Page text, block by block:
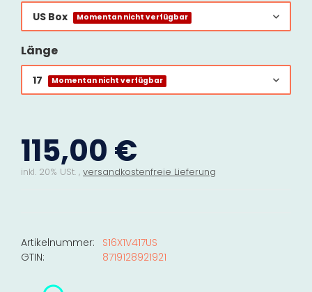
US Box Momentan nicht verfügbar
Länge
17 Momentan nicht verfügbar
115,00 €
inkl. 20% USt. , versandkostenfreie Lieferung
Artikelnummer:
S16X1V417US
GTIN:
8719128921921